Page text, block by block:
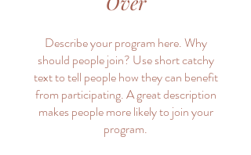
Describe your program here. Why
should people join? Use short catchy
text to tell people how they can benefit
from participating. A great description
makes people more likely to join your
program.